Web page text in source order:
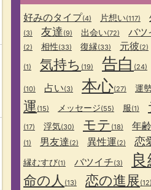
好みのタイプ(4) 片想い(117)
(3) 友達 (9) 出会い(72) バツ
(2) 相性(33) 復縁(33) 元彼(2)
(1) 気持ち (19) 告白 (24)
(10) 占い(3) 本心(27) 運
運 (15) メッセージ(55) 服(1)
(17) 浮気(30) モテ (18) 年
(1) 男友達(2) 異性運(2) 恋
縁むすび(1) バツイチ(3)
命の人 (13) 恋の進展(12)